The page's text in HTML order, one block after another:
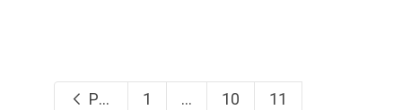
Previous 1 ... 10
11